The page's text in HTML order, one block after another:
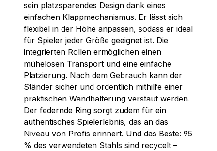
sein platzsparendes Design dank eines
einfachen Klappmechanismus. Er lässt sich
flexibel in der Höhe anpassen, sodass er ideal
für Spieler jeder Größe geeignet ist. Die
integrierten Rollen ermöglichen einen
mühelosen Transport und eine einfache
Platzierung. Nach dem Gebrauch kann der
Ständer sicher und ordentlich mithilfe einer
praktischen Wandhalterung verstaut werden.
Der federnde Ring sorgt zudem für ein
authentisches Spielerlebnis, das an das
Niveau von Profis erinnert. Und das Beste: 95
% des verwendeten Stahls sind recycelt –